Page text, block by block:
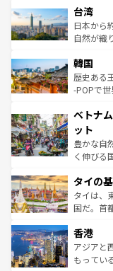
人々、お
ク、伝統
っている
はコンテ
リアリー
ク）、タ
ど、見ど
いる。ア
ビング、
い。オー
参照して
台湾
日本から
自然が織
ン）、静
と山間の
驚きをも
容にもい
照してほ
韓国
歴史ある
-POPで
き、地方
できる。
まで、さ
らではの
覧 を参照
ベトナ
ット
豊かな自
く伸びる
急速な発
ーチミン
醸し出し
とつ。フ
ひ現地で
が旅行者
タイの
タイは、
国だ。首
の活気が
帯で自然
いビーチ
香港
アジアと
もってい